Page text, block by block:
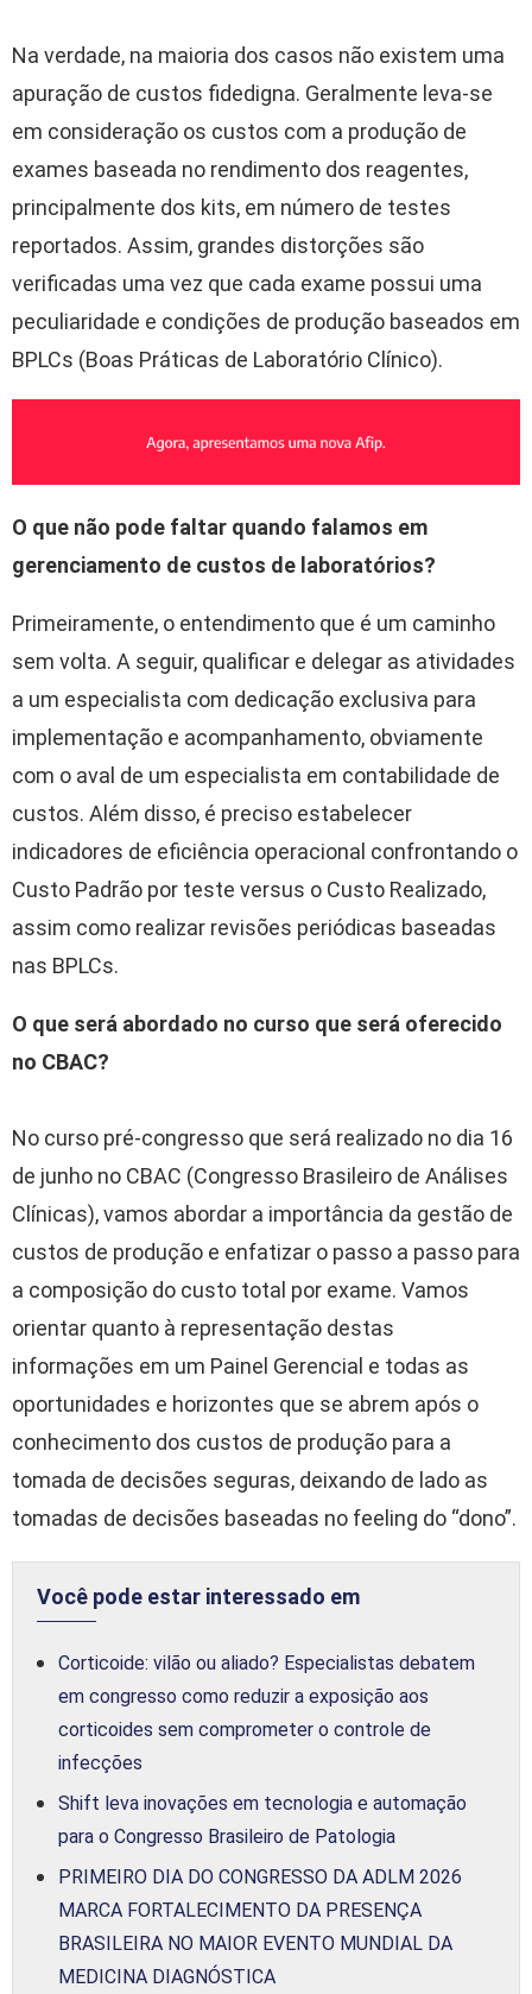
Na verdade, na maioria dos casos não existem uma
apuração de custos fidedigna. Geralmente leva-se
em consideração os custos com a produção de
exames baseada no rendimento dos reagentes,
principalmente dos kits, em número de testes
reportados. Assim, grandes distorções são
verificadas uma vez que cada exame possui uma
peculiaridade e condições de produção baseados em
BPLCs (Boas Práticas de Laboratório Clínico).
O que não pode faltar quando falamos em
gerenciamento de custos de laboratórios?
Primeiramente, o entendimento que é um caminho
sem volta. A seguir, qualificar e delegar as atividades
a um especialista com dedicação exclusiva para
implementação e acompanhamento, obviamente
com o aval de um especialista em contabilidade de
custos. Além disso, é preciso estabelecer
indicadores de eficiência operacional confrontando o
Custo Padrão por teste versus o Custo Realizado,
assim como realizar revisões periódicas baseadas
nas BPLCs.
O que será abordado no curso que será oferecido
no CBAC?
No curso pré-congresso que será realizado no dia 16
de junho no CBAC (Congresso Brasileiro de Análises
Clínicas), vamos abordar a importância da gestão de
custos de produção e enfatizar o passo a passo para
a composição do custo total por exame. Vamos
orientar quanto à representação destas
informações em um Painel Gerencial e todas as
oportunidades e horizontes que se abrem após o
conhecimento dos custos de produção para a
tomada de decisões seguras, deixando de lado as
tomadas de decisões baseadas no feeling do “dono”.
Você pode estar interessado em
Corticoide: vilão ou aliado? Especialistas debatem
em congresso como reduzir a exposição aos
corticoides sem comprometer o controle de
infecções
Shift leva inovações em tecnologia e automação
para o Congresso Brasileiro de Patologia
PRIMEIRO DIA DO CONGRESSO DA ADLM 2026
MARCA FORTALECIMENTO DA PRESENÇA
BRASILEIRA NO MAIOR EVENTO MUNDIAL DA
MEDICINA DIAGNÓSTICA